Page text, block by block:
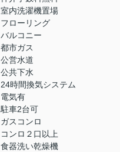
室内洗濯機置場
フローリング
バルコニー
都市ガス
公営水道
公共下水
24時間換気システム
電気有
駐車2台可
ガスコンロ
コンロ２口以上
食器洗い乾燥機